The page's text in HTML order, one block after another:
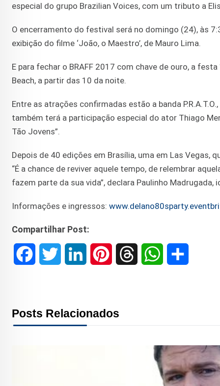
especial do grupo Brazilian Voices, com um tributo a
O encerramento do festival será no domingo (24), às
exibição do filme ‘João, o Maestro’, de Mauro Lima.
E para fechar o BRAFF 2017 com chave de ouro, a
Beach, a partir das 10 da noite.
Entre as atrações confirmadas estão a banda
também terá a participação especial do ator Thiago
Tão Jovens”.
Depois de 40 edições em Brasília, uma em Las Vegas,
“É a chance de reviver aquele tempo, de relembrar
fazem parte da sua vida”, declara Paulinho Madrugada,
Informações e ingressos:
Compartilhar Post:
e t k t
p
Posts Relacionados